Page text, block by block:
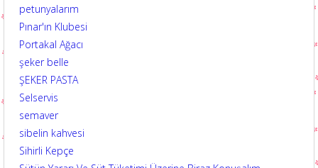
petunyalarım
Pınar'ın Klubesi
Portakal Ağacı
şeker belle
ŞEKER PASTA
Selservis
semaver
sibelin kahvesi
Sihirli Kepçe